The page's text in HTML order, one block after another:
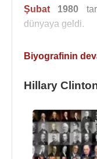
Şubat
1980
dünyaya geldi.
yaptığı
başladı. Uzun
Arkansas
başkanlığını
hakları
Biyografinin
Hillary